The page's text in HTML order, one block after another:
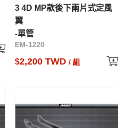
3 4D MP款後下兩片式定風
翼
-單管
EM-1220
$2,200 TWD/ 組